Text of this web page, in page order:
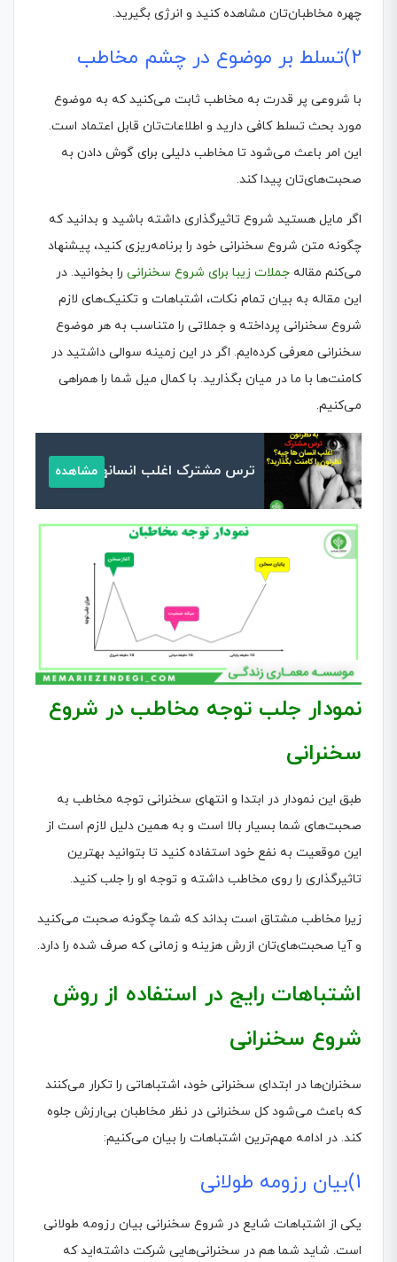
چهره مخاطبان‌تان مشاهده کنید و انرژی بگیرید.
2)تسلط بر موضوع در چشم مخاطب
با شروعی پر قدرت به مخاطب ثابت می‌کنید که به موضوع
مورد بحث تسلط کافی دارید و اطلاعات‌تان قابل اعتماد است.
این امر باعث می‌شود تا مخاطب دلیلی برای گوش دادن به
صحبت‌های‌تان پیدا کند.
اگر مایل هستید شروع تاثیرگذاری داشته باشید و بدانید که
چگونه متن شروع سخنرانی خود را برنامه‌ریزی کنید، پیشنهاد
می‌کنم مقاله جملات زیبا برای شروع سخنرانی را بخوانید. در
این مقاله به بیان تمام نکات، اشتباهات و تکنیک‌های لازم
شروع سخنرانی پرداخته و جملاتی را متناسب به هر موضوع
سخنرانی معرفی کرده‌ایم. اگر در این زمینه سوالی داشتید در
کامنت‌ها با ما در میان بگذارید. با کمال میل شما را همراهی
می‌کنیم.
ترس مشترک اغلب انسانهامشاهده
نمودار جلب توجه مخاطب در شروع
سخنرانی
طبق این نمودار در ابتدا و انتهای سخنرانی توجه مخاطب به
صحبت‌های شما بسیار بالا است و به همین دلیل لازم است از
این موقعیت به نفع خود استفاده کنید تا بتوانید بهترین
تاثیرگذاری را روی مخاطب داشته و توجه او را جلب کنید.
زیرا مخاطب مشتاق است بداند که شما چگونه صحبت می‌کنید
و آیا صحبت‌های‌تان ازرش هزینه و زمانی که صرف شده را دارد.
اشتباهات رایج در استفاده از روش
شروع سخنرانی
سخنران‌ها در ابتدای سخنرانی خود، اشتباهاتی را تکرار می‌کنند
که باعث می‌شود کل سخنرانی در نظر مخاطبان بی‌ارزش جلوه
کند. در ادامه مهم‌ترین اشتباهات را بیان می‌کنیم:
1)بیان رزومه طولانی
یکی از اشتباهات شایع در شروع سخنرانی بیان رزومه طولانی
است. شاید شما هم در سخنرانی‌هایی شرکت داشته‌اید که